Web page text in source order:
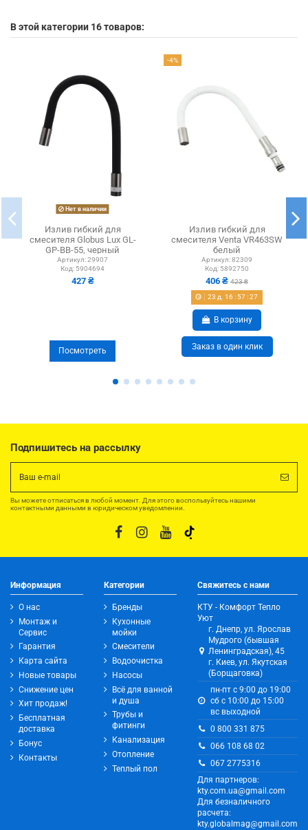
В этой категории 16 товаров:
Нет в наличии
Излив гибкий для
смесителя Globus Lux GL-
GP-BB-55, черный
Артикул:29907
Код: 5904694
427 ₴
Посмотреть
-4%
Излив гибкий для
смесителя Venta VR463SW
белый
Артикул:82309
Код: 5892750
406 ₴ 423 ₴
23 д. 16 : 57:27
В корзину
Заказ в один клик
Подпишитесь на рассылку
Вы можете отписаться в любой момент. Для этого воспользуйтесь нашими
контактными данными в юридическом уведомлении.
Информация
О нас
Монтаж и
Сервис
Гарантия
Карта сайта
Новые товары
Снижение цен
Хит продаж!
Бесплатная
доставка
Бонус
Контакты
Категории
Бренды
Кухонные
мойки
Смесители
Водоочистка
Насосы
Всё для ванной
и душа
Трубы и
фитинги
Канализация
Отопление
Теплый пол
Свяжитесь с нами
КТУ - Комфорт Тепло
Уют
г. Днепр, ул. Ярослав
Мудрого (бывшая
Ленинградская), 45
г. Киев, ул. Якутская
(Борщаговка)
пн-пт с 9:00 до 19:00
сб с 10:00 до 15:00
вс выходной
0 800 331 875
066 108 68 02
067 2775316
Для партнеров:
kty.com.ua@gmail.com
Для безналичного
расчета:
kty.globalmag@gmail.com